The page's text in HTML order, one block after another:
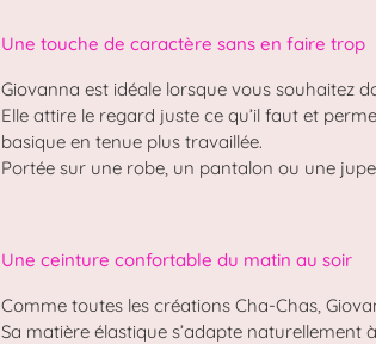
Une touche de caractère sans en faire trop
Giovanna est idéale lorsque vous souhaitez
Elle attire le regard juste ce qu’il faut et
basique en tenue plus travaillée.
Portée sur une robe, un pantalon ou une
Une ceinture confortable du matin au soir
Comme toutes les créations Cha-Chas,
Sa matière élastique s’adapte